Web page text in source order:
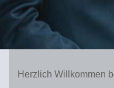
Herzlich Willkommen